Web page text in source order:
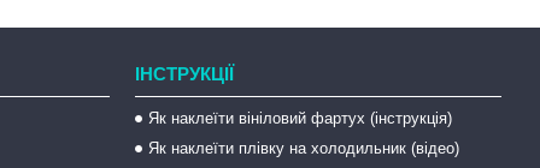
ІНСТРУКЦІЇ
Як наклеїти вініловий фартух (інструкція)
Як наклеїти плівку на холодильник (відео)